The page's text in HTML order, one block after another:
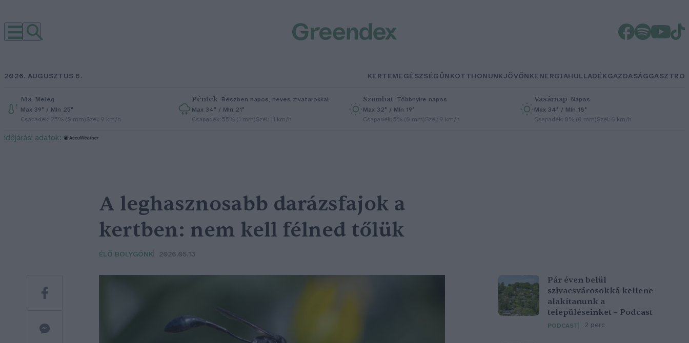
2026. AUGUSZTUS 6. KERTEMEGÉSZSÉGÜNKOTTHONUNKJÖVŐNKENERGIAHULLADÉKGAZDASÁGGASZTRO
Ma–Meleg
Max 39° / Min 25°
Csapadék: 25% (0 mm)Szél: 9 km/h
Péntek–Részben napos, heves zivatarokkal
Max 34° / Min 21°
Csapadék: 55% (1 mm)Szél: 11 km/h
Szombat–Többnyire napos
Max 32° / Min 19°
Csapadék: 5% (0 mm)Szél: 9 km/h
Vasárnap–Napos
Max 34° / Min 18°
Csapadék: 0% (0 mm)Szél: 6 km/h
időjárási adatok:
Pár éven belül
szivacsvárosokká kellene
alakítanunk a
településeinket – Podcast
PODCAST 2 perc
A leghasznosabb darázsfajok a
kertben: nem kell félned tőlük
ÉLŐ BOLYGÓNK 2026.05.13